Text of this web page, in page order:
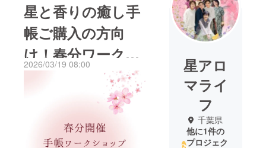
星と香りの癒し手
帳ご購入の方向
け！春分ワーク
ショップ（無料/オ
ンライン）ご案内
2026/03/19 08:00
星アロ
マライ
フ
千葉県
他に1件の
プロジェク